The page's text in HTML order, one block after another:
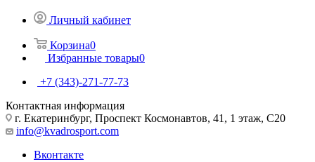
Личный кабинет
Корзина0
Избранные товары0
+7 (343)-271-77-73
Контактная информация
г. Екатеринбург, Проспект Космонавтов, 41, 1 этаж, С20
info@kvadrosport.com
Вконтакте